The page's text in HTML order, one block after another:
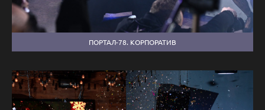
ПОРТАЛ-78. КОРПОРАТИВ